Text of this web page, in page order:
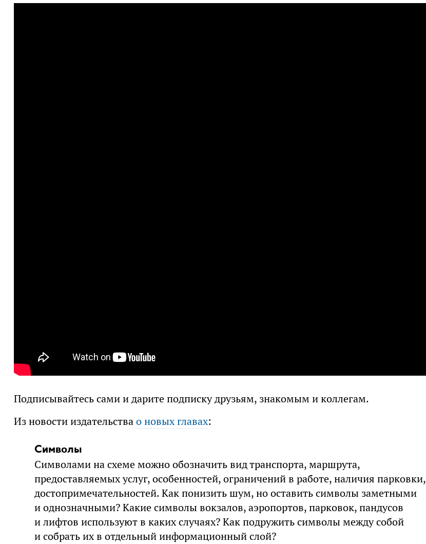
Подписывайтесь сами и дарите подписку друзьям, знакомым и коллегам.
Из новости издательствао новых главах:
Символы
Символами на схеме можно обозначить вид транспорта, маршрута,
предоставляемых услуг, особенностей, ограничений в работе, наличия парковки,
достопримечательностей. Как понизить шум, но оставить символы заметными
и однозначными? Какие символы вокзалов, аэропортов, парковок, пандусов
и лифтов используют в каких случаях? Как подружить символы между собой
и собрать их в отдельный информационный слой?